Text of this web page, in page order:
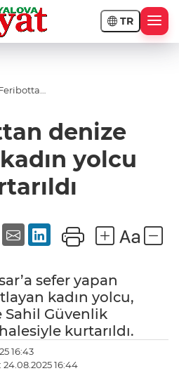
TR
denize
yolcu
sefer yapan
kadın yolcu,
Sahil Güvenlik
kurtarıldı.
16:43
16:44